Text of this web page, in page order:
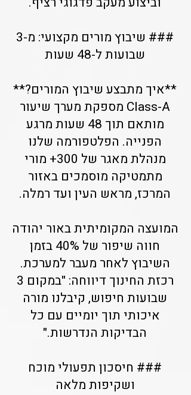
### שיבוץ מורים מקצועי: מ-3
שבועות ל-48 שעות
**איך מתבצע שיבוץ המורים?**
Class-A מספקת מערך שיעור
מותאם תוך 48 שעות מרגע
הפנייה. הפלטפורמה שלנו
מנהלת מאגר של 300+ מורי
מתמטיקה מוסמכים באזור
המרכז, מראש העין ועד רמלה.
המועצה המקומיתית באור יהודה
חווה שיפור של 40% בזמן
השיבוץ לאחר מעבר למערכת.
רכזת החינוך דיווחה: "במקום 3
שבועות חיפוש, קיבלנו מורה
איכותי תוך יומיים עם כל
הבדיקות הנדרשות."
### חיסכון תפעולי מוכח
ושקיפות מלאה